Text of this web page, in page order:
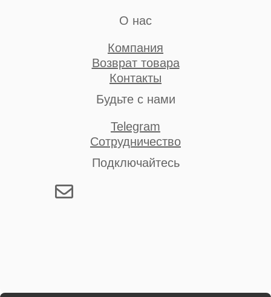
О нас
Компания
Возврат товара
Контакты
Будьте с нами
Telegram
Сотрудничество
Подключайтесь